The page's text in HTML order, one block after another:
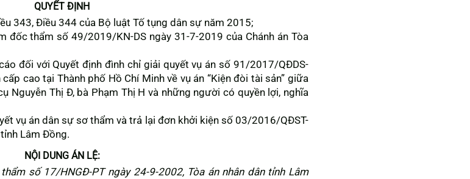
QUYẾT ĐỊNH
343, Điều 344 của Bộ luật Tố tụng dân sự năm 2015;
đốc thẩm số 49/2019/KN-DS ngày 31-7-2019 của Chánh án Tòa
đối với Quyết định đình chỉ giải quyết vụ án số 91/2017/QĐDS-
cao tại Thành phố Hồ Chí Minh về vụ án “Kiện đòi tài sản” giữa
Nguyễn Thị Đ, bà Phạm Thị H và những người có quyền lợi, nghĩa
vụ án dân sự sơ thẩm và trả lại đơn khởi kiện số 03/2016/QĐST-
Lâm Đồng.
NỘI DUNG ÁN LỆ:
số 17/HNGĐ-PT ngày 24-9-2002, Tòa án nhân dân tỉnh Lâm